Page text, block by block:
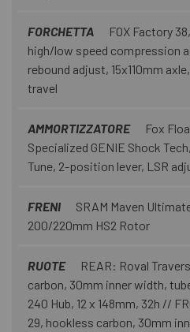
FORCHETTA
FOX Factory
high/low speed compression
rebound adjust, 15x110mm
travel
AMMORTIZZATORE
Fox
Specialized GENIE Shock
Tune, 2-position lever, LSR
FRENI
SRAM Maven
200/220mm HS2 Rotor
RUOTE
REAR: Roval
carbon, 30mm inner width,
240 Hub, 12 x 148mm, 32h //
29, hookless carbon, 30mm